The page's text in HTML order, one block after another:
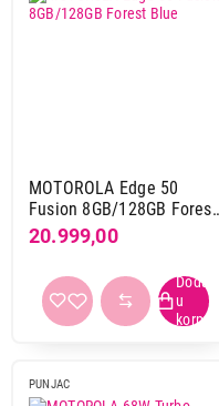
MOTOROLA Edge 50
Fusion 8GB/128GB Forest
Blue
20.999,00
PUNJAC